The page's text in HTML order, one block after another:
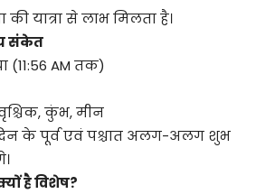
की यात्रा से लाभ मिलता है।
संकेत
(11:56 AM तक)
कुंभ, मीन
दिन के पूर्व एवं पश्चात अलग-अलग शुभ
है विशेष?